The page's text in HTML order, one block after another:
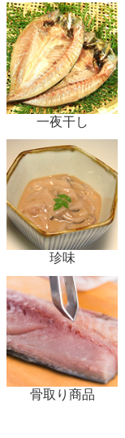
一夜干し
珍味
骨取り商品